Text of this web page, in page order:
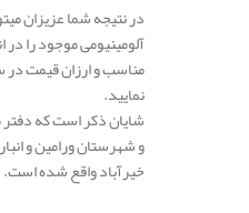
در نتیجه شما عزیزان
آلومینیومی موجود را در
مناسب و ارزان قیمت
نمایید.
شایان ذکر است که دفتر
و شهرستان ورامین و
خیرآباد واقع شده است.